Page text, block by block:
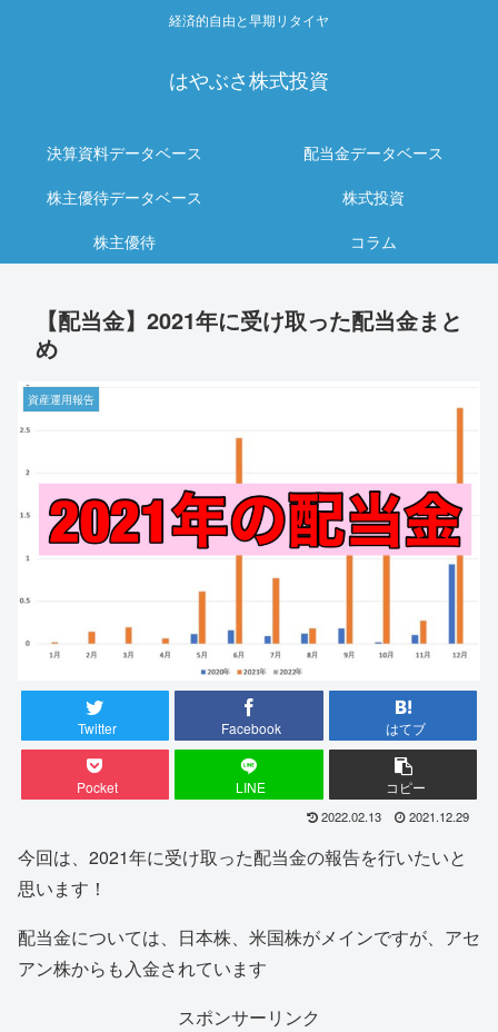
経済的自由と早期リタイヤ
はやぶさ株式投資
決算資料データベース
配当金データベース
株主優待データベース
株式投資
株主優待
コラム
【配当金】2021年に受け取った配当金まと
め
資産運用報告
Twitter Facebook はてブ
Pocket LINE コピー
2022.02.13 2021.12.29
今回は、2021年に受け取った配当金の報告を行いたいと
思います！
配当金については、日本株、米国株がメインですが、アセ
アン株からも入金されています
スポンサーリンク